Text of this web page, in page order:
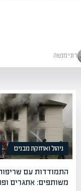
רוני מנשה
ניהול ואחזקת מבנים
התמודדות עם
משותפים: אתגרים